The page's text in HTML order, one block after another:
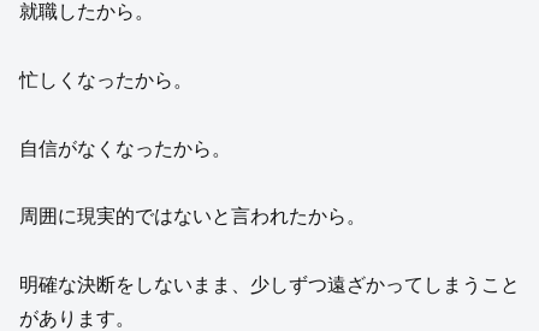
就職したから。
忙しくなったから。
自信がなくなったから。
周囲に現実的ではないと言われたから。
明確な決断をしないまま、少しずつ遠ざかってしまうこと
があります。